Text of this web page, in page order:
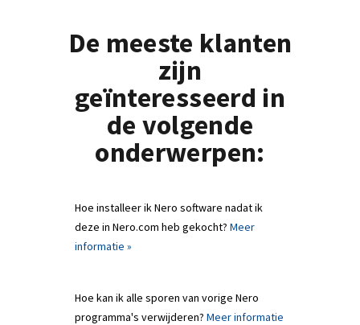
De meeste klanten
zijn
geïnteresseerd in
de volgende
onderwerpen:
Hoe installeer ik Nero software nadat ik
deze in Nero.com heb gekocht? Meer
informatie »
Hoe kan ik alle sporen van vorige Nero
programma's verwijderen? Meer informatie